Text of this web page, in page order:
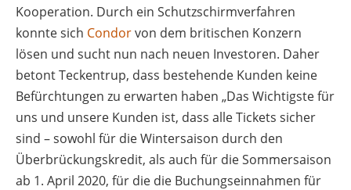
Kooperation. Durch ein Schutzschirmverfahren
konnte sich Condorvon dem britischen Konzern
lösen und sucht nun nach neuen Investoren. Daher
betont Teckentrup, dass bestehende Kunden keine
Befürchtungen zu erwarten haben „Das Wichtigste für
uns und unsere Kunden ist, dass alle Tickets sicher
sind – sowohl für die Wintersaison durch den
Überbrückungskredit, als auch für die Sommersaison
ab 1. April 2020, für die die Buchungseinnahmen für